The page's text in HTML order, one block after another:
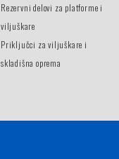
Rezervni delovi za platforme i
viljuškare
Priključci za viljuškare i
skladišna oprema